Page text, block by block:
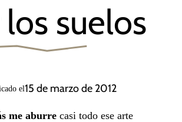
los suelos
el15 de marzo de 2012
me aburre casi todo ese arte